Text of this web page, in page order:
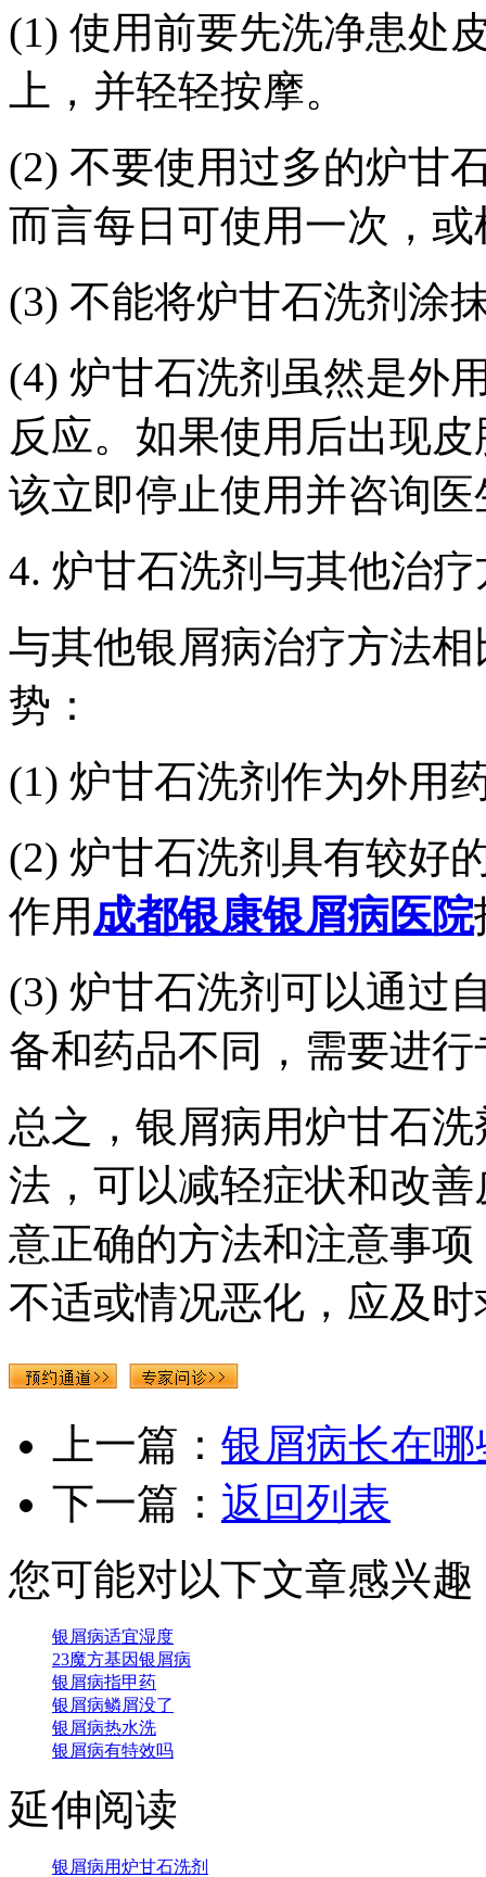
(1) 使用前要先洗净患处
上，并轻轻按摩。
(2) 不要使用过多的炉甘
而言每日可使用一次，
(3) 不能将炉甘石洗剂涂
(4) 炉甘石洗剂虽然是外
反应。如果使用后出现
该立即停止使用并咨询医
4. 炉甘石洗剂与其他治
与其他银屑病治疗方法
势：
(1) 炉甘石洗剂作为外用
(2) 炉甘石洗剂具有较好
作用 成都银康银屑病医院
(3) 炉甘石洗剂可以通过
备和药品不同，需要进
总之，银屑病用炉甘石
法，可以减轻症状和改
意正确的方法和注意事
不适或情况恶化，应及
上一篇： 银屑病长在哪
下一篇： 返回列表
您可能对以下文章感兴趣
银屑病适宜湿度
23魔方基因银屑病
银屑病指甲药
银屑病鳞屑没了
银屑病热水洗
银屑病有特效吗
延伸阅读
银屑病用炉甘石洗剂